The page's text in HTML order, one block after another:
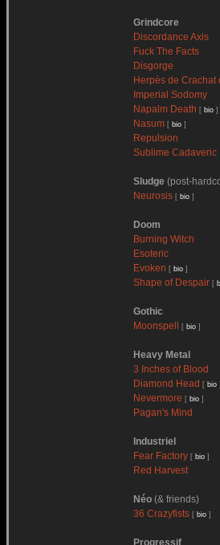
Grindcore
Discordance Axis
Fuck The Facts
Disgorge
Herpès de Crachat
Imperial Sodomy
Napalm Death [ bio ]
Nasum [ bio ]
Repulsion
Sublime Cadaveric
Sludge (post-
Neurosis [ bio ]
Doom
Burning Witch
Esoteric
Evoken [ bio ]
Shape of Despair [
Gothic
Moonspell
[ bio ]
Heavy Metal
3 Inches of Blood
Diamond Head [ bio ]
Nevermore [ bio ]
Pagan's Mind
Industriel
Fear Factory [ bio ]
Red Harvest
Néo (& friends)
36 Crazyfists [ bio ]
Progressif